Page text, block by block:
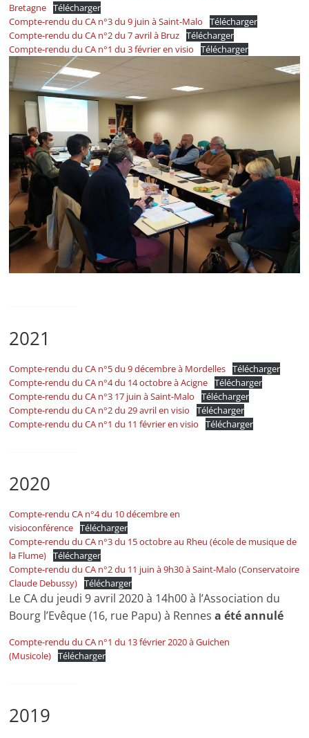
en
Ille-
et-
Vilaine
Bretagne Télécharger
Compte-rendu du CA n°3 du 9 juin à Saint-Malo
Télécharger
Compte-rendu du CA n°2 du 7 avril à Bruz Télécharger
Compte-rendu du CA n°1 du 3 février en visio
Télécharger
2021
Compte-rendu du CA n°5 du 9 décembre à Mordelles Télécharger
Compte-rendu du CA n°4 du 14 octobre à Acigne Télécharger
Compte-rendu du CA n°3 17 juin à Saint-Malo
Télécharger
Compte-rendu du CA n°2 du 29 avril en visio
Télécharger
Compte-rendu du CA n°1 du 11 février en visio
Télécharger
2020
Compte-rendu CA n°4 du 10 décembre en
visioconférence Télécharger
Compte-rendu du CA n°3 du 15 octobre au Rheu (école de musique de
la Flume) Télécharger
Compte-rendu du CA n°2 du 11 juin à 9h30 à Saint-Malo (Conservatoire
Claude Debussy) Télécharger
Le CA du jeudi 9 avril 2020 à 14h00 à l’Association du
Bourg l’Evêque (16, rue Papu) à Rennes a été annulé
Compte-rendu du CA n°1 du 13 février 2020 à Guichen
(Musicole) Télécharger
2019